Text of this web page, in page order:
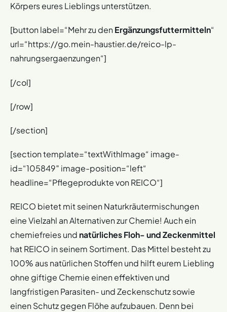
Körpers eures Lieblings unterstützen.
[button label=“Mehr zu denErgänzungsfuttermitteln“
url=“https://go.mein-haustier.de/reico-lp-
nahrungsergaenzungen“]
[/col]
[/row]
[/section]
[section template=“textWithImage“ image-
id=“105849″ image-position=“left“
headline=“Pflegeprodukte von REICO“]
REICO bietet mit seinen Naturkräutermischungen
eine Vielzahl an Alternativen zur Chemie! Auch ein
chemiefreies und natürliches Floh- und Zeckenmittel
hat REICO in seinem Sortiment. Das Mittel besteht zu
100% aus natürlichen Stoffen und hilft eurem Liebling
ohne giftige Chemie einen effektiven und
langfristigen Parasiten- und Zeckenschutz sowie
einen Schutz gegen Flöhe aufzubauen. Denn bei